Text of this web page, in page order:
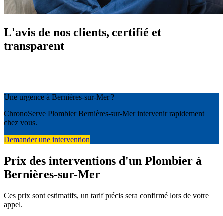
L'avis de nos clients, certifié et
transparent
Une urgence à Bernières-sur-Mer ?
ChronoServe Plombier Bernières-sur-Mer intervenir rapidement
chez vous.
Demander une intervention
Prix des interventions d'un Plombier à
Bernières-sur-Mer
Ces prix sont estimatifs, un tarif précis sera confirmé lors de votre
appel.